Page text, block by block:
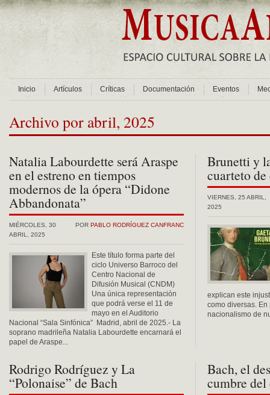
Inicio Artículos Críticas Documentación Eventos
Archivo por abril, 2025
Natalia Labourdette será Araspe
en el estreno en tiempos
modernos de la ópera “Didone
Abbandonata”
POR PABLO RODRÍGUEZ CANFRANC
MIÉRCOLES, 30
ABRIL, 2025
Este título forma parte del
ciclo Universo Barroco del
Centro Nacional de
Difusión Musical (CNDM)
Una única representación
que podrá verse el 11 de
mayo en el Auditorio
Nacional “Sala Sinfónica” Madrid, abril de 2025.- La
soprano madrileña Natalia Labourdette encarnará el
papel de Araspe...
Brunetti y
cuarteto de
VIERNES, 25 ABRIL,
2025
explican este
como diversas.
nacionalismo de
Rodrigo Rodríguez y La
“Polonaise” de Bach
Bach, el
cumbre